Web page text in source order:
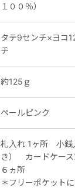
１００％）
タテ9センチ×ヨコ
チ
約125ｇ
ペールピンク
札入れ 1ヶ所 小銭
き） カードケー
６ヵ所
＊フリーポケット